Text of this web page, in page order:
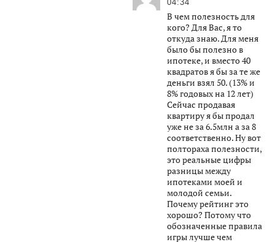
04:34
В чем полезность для
кого? Для Вас, я то
откуда знаю. Для меня
было бы полезно в
ипотеке, и вместо 40
квадратов я бы за те же
деньги взял 50. (13% и
8% годовых на 12 лет)
Сейчас продавая
квартиру я бы продал
уже не за 6.5млн а за 8
соответственно. Ну вот
полтораха полезности,
это реальные цифры
разницы между
ипотеками моей и
молодой семьи.
Почему рейтинг это
хорошо? Потому что
обозначенные правила
игры лучше чем